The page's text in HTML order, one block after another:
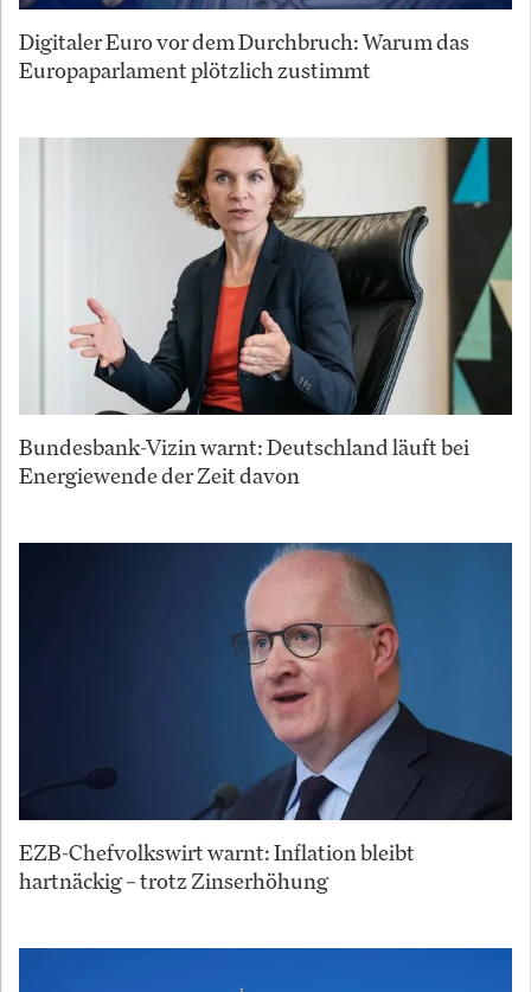
Digitaler Euro vor dem Durchbruch: Warum das
Europaparlament plötzlich zustimmt
Bundesbank-Vizin warnt: Deutschland läuft bei
Energiewende der Zeit davon
EZB-Chefvolkswirt warnt: Inflation bleibt
hartnäckig – trotz Zinserhöhung